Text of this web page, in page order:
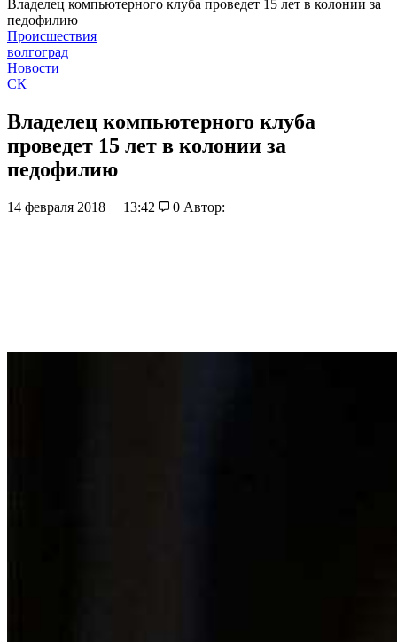
Владелец компьютерного клуба проведет 15 лет в колонии за
педофилию
Происшествия
волгоград
Новости
СК
Владелец компьютерного клуба
проведет 15 лет в колонии за
педофилию
14 февраля 2018 13:42 0 Автор: